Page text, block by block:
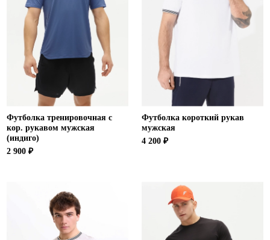
Футболка тренировочная с
кор. рукавом мужская
(индиго)
2 900 ₽
Футболка короткий рукав
мужская
4 200 ₽